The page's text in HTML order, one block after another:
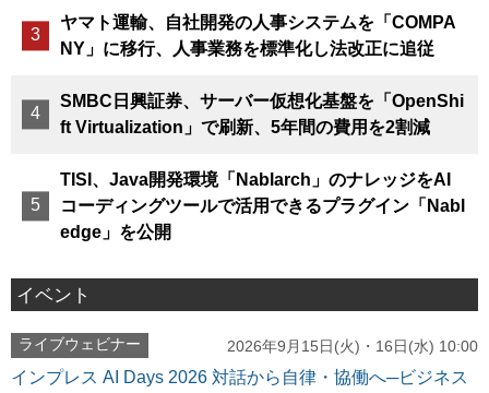
ヤマト運輸、自社開発の人事システムを「COMPA
NY」に移行、人事業務を標準化し法改正に追従
SMBC日興証券、サーバー仮想化基盤を「OpenShi
ft Virtualization」で刷新、5年間の費用を2割減
TISI、Java開発環境「Nablarch」のナレッジをAI
コーディングツールで活用できるプラグイン「Nabl
edge」を公開
イベント
ライブウェビナー 2026年9月15日(火)・16日(水) 10:00
インプレス AI Days 2026 対話から自律・協働へ─ビジネス